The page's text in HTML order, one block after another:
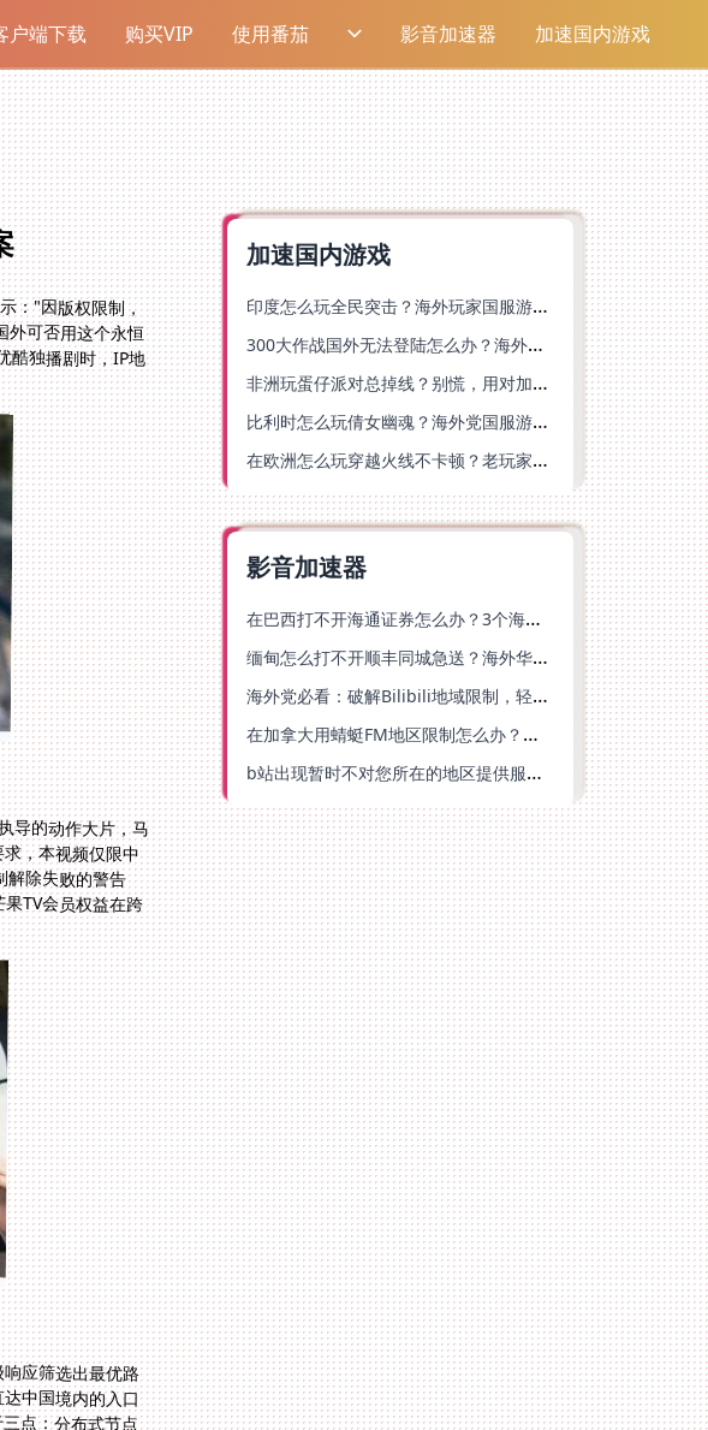
户端下载 购买VIP 使用番茄 影音加速器 加速国内游戏
："因版权限制，
可否用这个永恒
酷独播剧时，IP地
导的动作大片，马
求，本视频仅限中
制解除失败的警告
果TV会员权益在跨
应筛选出最优路
直达中国境内的入口
于三点：分布式节点
加速国内游戏
印度怎么玩全民突击？海外玩家国服游戏加速器终极指南（附原神延迟优化+精灵之境加速器选择）
300大作战国外无法登陆怎么办？海外玩家国服畅玩终极指南（附实测推荐）
非洲玩蛋仔派对总掉线？别慌，用对加速器就能丝滑开跑！
比利时怎么玩倩女幽魂？海外党国服游戏加速避坑指南（附实测推荐）
在欧洲怎么玩穿越火线不卡顿？老玩家亲测有效的加速器选择指南
影音加速器
在巴西打不开海通证券怎么办？3个海外生活痛点的统一解决方案
缅甸怎么打不开顺丰同城急送？海外华人必备的回国加速指南（附B站会员游戏解决方案）
海外党必看：破解Bilibili地域限制，轻松追剧听歌还能流畅理财的实用指南
在加拿大用蜻蜓FM地区限制怎么办？海外党亲测有效的回国加速方案
b站出现暂时不对您所在的地区提供服务怎么回事？海外党亲测有效的回国加速方案